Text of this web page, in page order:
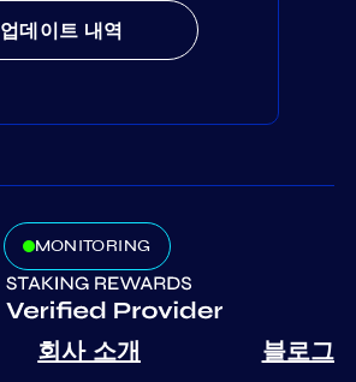
업데이트 내역
MONITORING
회사 소개 블로그